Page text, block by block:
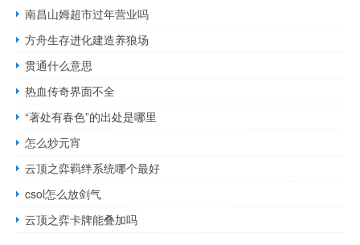
南昌山姆超市过年营业吗
方舟生存进化建造养狼场
贯通什么意思
热血传奇界面不全
“著处有春色”的出处是哪里
怎么炒元宵
云顶之弈羁绊系统哪个最好
csol怎么放剑气
云顶之弈卡牌能叠加吗